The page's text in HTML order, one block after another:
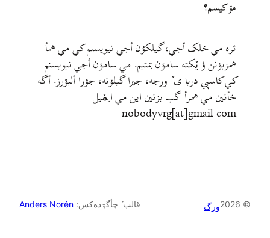
مۊ کيسم؟
ئره مي خلک أجي، گيلکؤن أجي نيويسنم کي مي همأ
همزبؤنن ؤ يٚکته سامؤن بمتيم. مي سامؤن أجي نيويسنم
کي کاسپي دريا ی ٚ ورجه، جيرا گيلؤنه، جؤرا ألبۊرز. أگه
خأنين مي همرأ گب بزنين اين مي ايمٚیل‌ ‌
nobodyvrg[at]gmail.com
© 2026 ورگ قالب ٚ چأگۊده‌کس: Anders Norén